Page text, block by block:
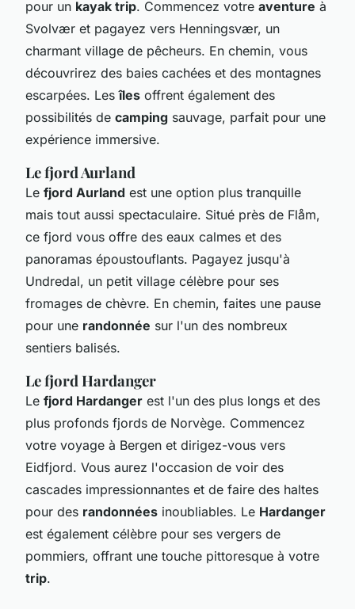
pour un kayak trip. Commencez votre aventure à
Svolvær et pagayez vers Henningsvær, un
charmant village de pêcheurs. En chemin, vous
découvrirez des baies cachées et des montagnes
escarpées. Lesîles offrent également des
possibilités de camping sauvage, parfait pour une
expérience immersive.
Le fjord Aurland
Le fjord Aurland est une option plus tranquille
mais tout aussi spectaculaire. Situé près de Flåm,
ce fjord vous offre des eaux calmes et des
panoramas époustouflants. Pagayez jusqu'à
Undredal, un petit village célèbre pour ses
fromages de chèvre. En chemin, faites une pause
pour une randonnée sur l'un des nombreux
sentiers balisés.
Le fjord Hardanger
Le fjord Hardanger est l'un des plus longs et des
plus profonds fjords de Norvège. Commencez
votre voyage à Bergen et dirigez-vous vers
Eidfjord. Vous aurez l'occasion de voir des
cascades impressionnantes et de faire des haltes
pour des randonnées inoubliables. Le Hardanger
est également célèbre pour ses vergers de
pommiers, offrant une touche pittoresque à votre
trip.